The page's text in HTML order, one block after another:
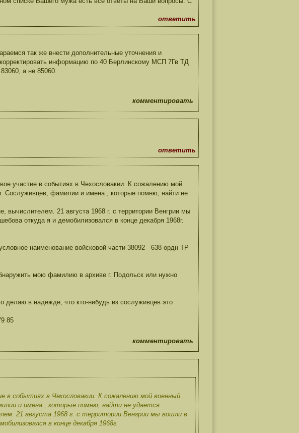
ответить
так же внести дополнительные уточнения и
информацию по 40 Берлинскому МСП 7Гв ТД
а не 85060.
комментировать
ответить
участие в событиях в Чехословакии. К сожалению мой
Сослуживцев, фамилии и имена , которые помню, найти не
21 августа 1968 г. с территории Венгрии мы
откуда я и демобилизовался в конце декабря 1968г.
наименование войсковой части 38092 638 ордн ТР
мою фамилию в архиве г. Подольск или нужно
делаю в надежде, что кто-нибудь из сослуживцев это
85
комментировать
событиях в Чехословакии. К сожалению мой военный
и имена , которые помню, найти не удается.
21 августа 1968 г. с территории Венгрии мы вошли в
в конце декабря 1968г.